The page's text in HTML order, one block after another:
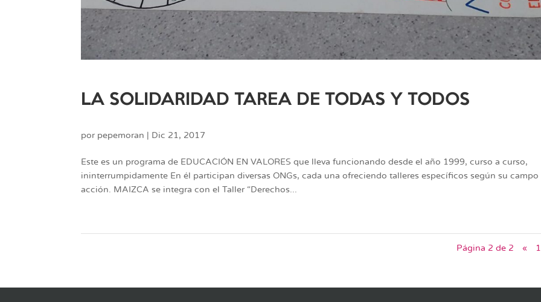
LA SOLIDARIDAD TAREA DE TODAS Y TODOS
por pepemoran Dic 21, 2017
Este es un programa de EDUCACIÓN EN VALORES que lleva funcionando desde el año 1999, curso a curso,
ininterrumpidamente En él participan diversas ONGs, cada una ofreciendo talleres específicos según su campo
acción. MAIZCA se integra con el Taller “Derechos...
Página 2 de 2 « 1